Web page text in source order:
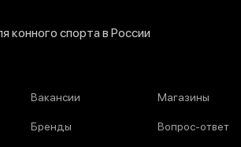
конного спорта в России
Вакансии Магазины
Бренды Вопрос-ответ